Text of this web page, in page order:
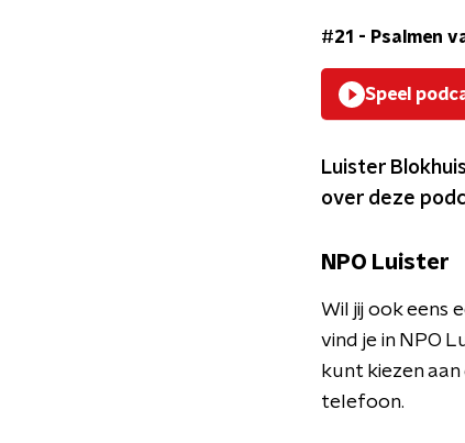
#21 - Psalmen
Speel
Luister
over deze
NPO Luister
Wil jij ook eens
vind je in NPO
kunt kiezen
telefoon.